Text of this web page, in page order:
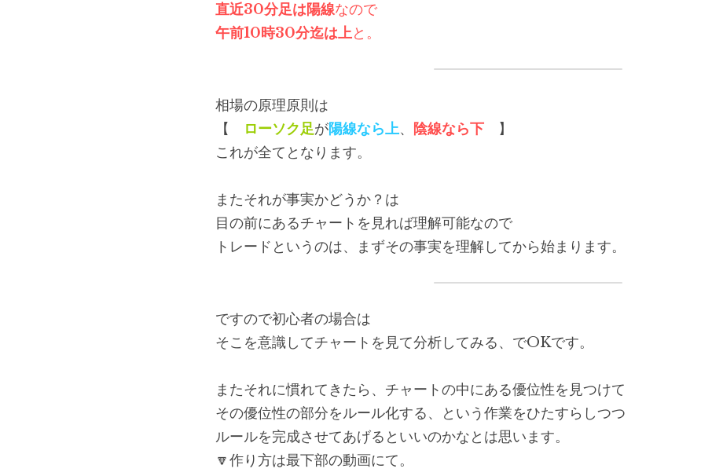
直近30分足は陽線なので
午前10時30分迄は上と。
相場の原理原則は
【
ローソク足が陽線なら上、 陰線なら下 】
これが全てとなります。
またそれが事実かどうか？は
目の前にあるチャートを見れば理解可能なので
トレードというのは、まずその事実を理解してから始まります。
ですので初心者の場合は
そこを意識してチャートを見て分析してみる、でOKです。
またそれに慣れてきたら、チャートの中にある優位性を見つけて
その優位性の部分をルール化する、という作業をひたすらしつつ
ルールを完成させてあげるといいのかなとは思います。
🔽作り方は最下部の動画にて。